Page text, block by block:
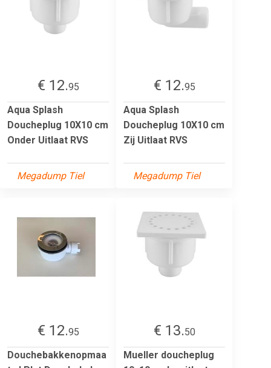
€ 12.95
Aqua Splash
Doucheplug 10X10 cm
Onder Uitlaat RVS
Megadump Tiel
€ 12.95
Aqua Splash
Doucheplug 10X10 cm
Zij Uitlaat RVS
Megadump Tiel
€ 12.95
Douchebakkenopmaa
€ 13.50
Mueller doucheplug